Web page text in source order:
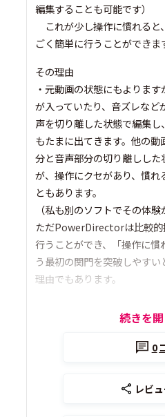
編集することも可能です）
これが少し操作に慣れると
ごく簡単に行うことができま
その理由
・元動画の状態にもよりま
が入っていたり、音ズレな
声を切り離した状態で編集
もたまに出てきます。他の
分と音声部分の切り離しし
が、操作にクセがあり、慣
ともあります。
（私も別のソフトでその体験
ただPowerDirectorは比較的
行うことができ、「操作に
う最初の関門を突破しやす
理由でもあります。
続きを開
0
レビ